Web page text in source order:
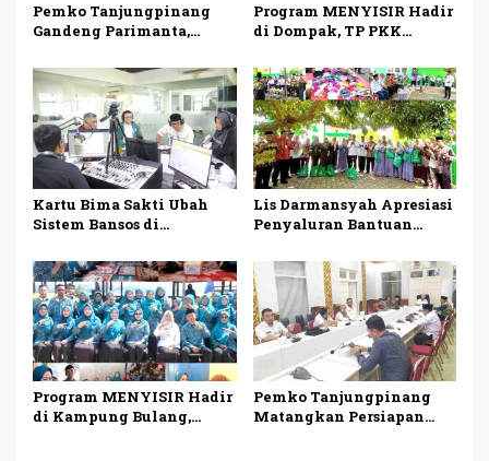
Pemko Tanjungpinang
Gandeng Parimanta,
Digital dan Fuel Card
Solar Subsidi
Program MENYISIR Hadir
di Dompak, TP PKK
Pemberdayaan Keluarga
Kartu Bima Sakti Ubah
Sistem Bansos di
Darmansyah: Semua
Riwayat Bantuan Tercatat
dalam Satu Data
Lis Darmansyah Apresiasi
Penyaluran Bantuan
Semangat Berbagi dan
Gotong Royong
Program MENYISIR Hadir
di Kampung Bulang,
Pemko Tanjungpinang
Matangkan Persiapan